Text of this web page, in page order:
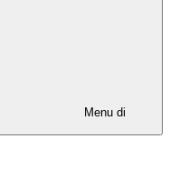
Menu di